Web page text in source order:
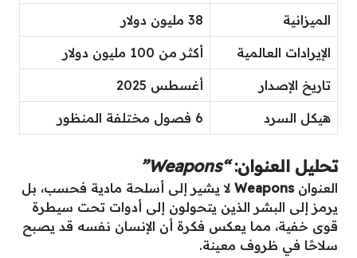
الميزانية 38 مليون دولار
الإيرادات العالمية أكثر من 100 مليون دولار
تاريخ الإصدار أغسطس 2025
هيكل السرد 6 فصول مختلفة المنظور
تحليل العنوان:“Weapons”
العنوان Weapons لا يشير إلى أسلحة مادية فحسب، بل
يرمز إلى البشر الذين يتحولون إلى أدوات تحت سيطرة
قوى خفية، مما يعكس فكرة أن الإنسان نفسه قد يصبح
سلاحًا في ظروف معينة.